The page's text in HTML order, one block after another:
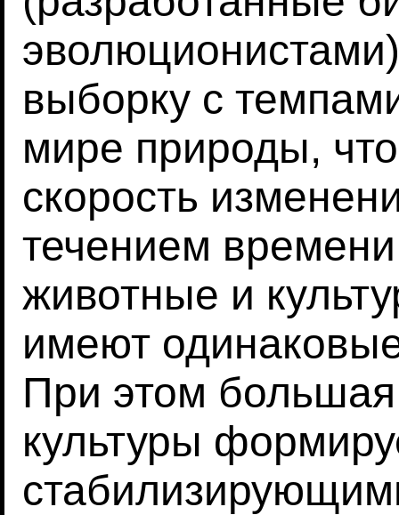
выборку с
мире природы,
скорость
течением
животные и
имеют
При этом
культуры